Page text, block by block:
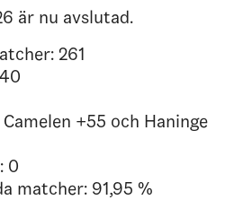
är nu avslutad.
261
+55 och Haninge
0
matcher: 91,95 %